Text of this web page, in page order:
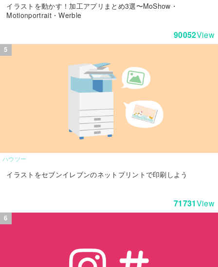
イラストを動かす！加工アプリまとめ3選〜MoShow・
Motionportrait・Werble
90052View
ハウツー
イラストをセブンイレブンのネットプリントで印刷しよう
71731View